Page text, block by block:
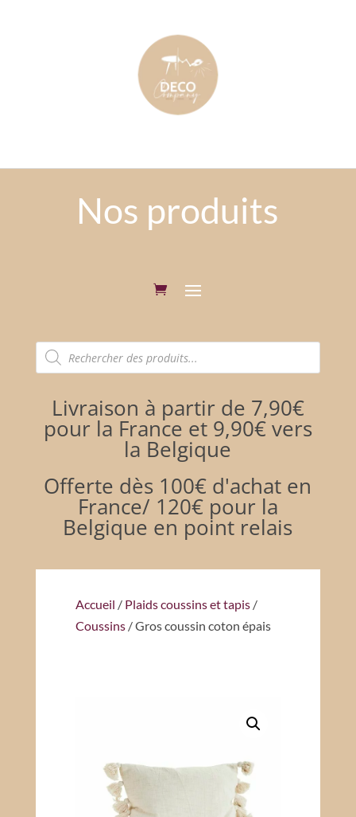
Nos produits
Recherche
de
produits
Livraison à partir de 7,90€
pour la France et 9,90€ vers
la Belgique
Offerte dès 100€ d'achat en
France/ 120€ pour la
Belgique en point relais
Accueil / Plaids coussins et tapis/
Coussins/ Gros coussin coton épais